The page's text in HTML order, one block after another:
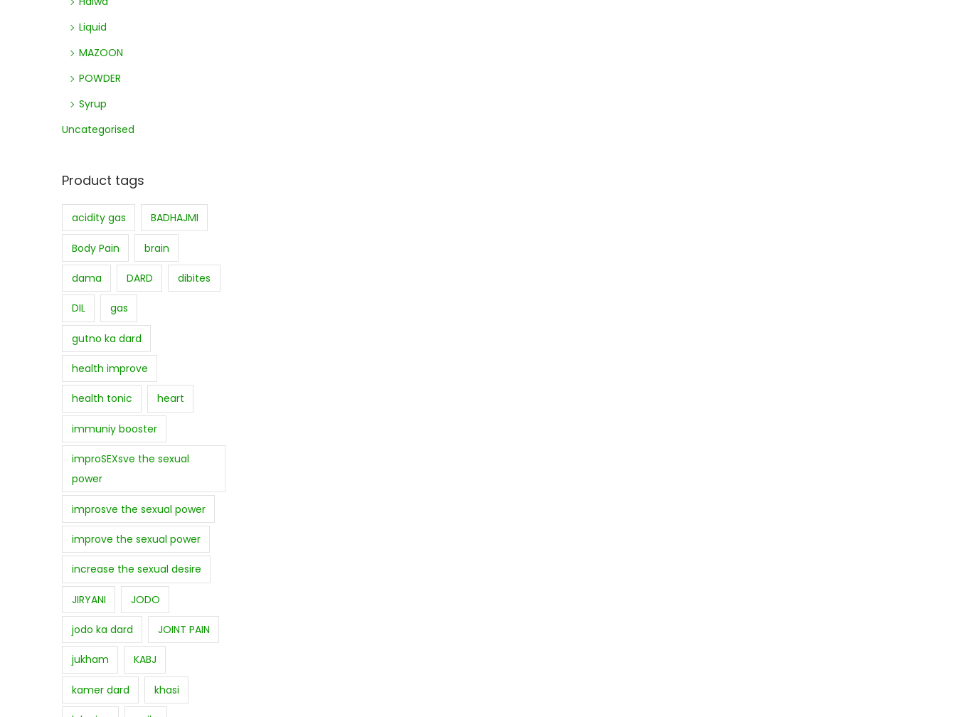
Liquid
MAZOON
POWDER
Syrup
Uncategorised
Product tags
acidity gas BADHAJMI
Body Pain brain
dama DARD dibites
DIL gas
gutno ka dard
health improve
health tonic heart
immuniy booster
improSEXsve the sexual
power
improsve the sexual power
improve the sexual power
increase the sexual desire
JIRYANI JODO
jodo ka dard JOINT PAIN
jukham KABJ
kamer dard khasi